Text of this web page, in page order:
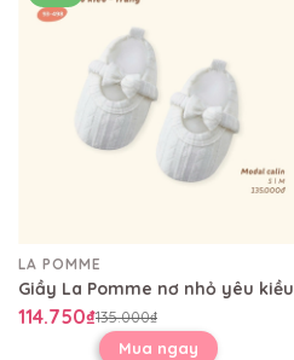
LA POMME
Giầy La Pomme nơ nhỏ yêu kiều
114.750₫135.000₫
Mua ngay